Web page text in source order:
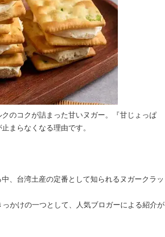
のコクが詰まった甘いヌガー。『甘じょっぱ
まらなくなる理由です。
、台湾土産の定番として知られるヌガークラッ
かけの一つとして、人気ブロガーによる紹介が